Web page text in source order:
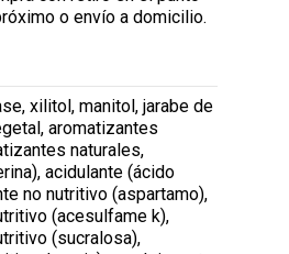
o envío a domicilio.
xilitol, manitol, jarabe de
aromatizantes
naturales,
acidulante (ácido
no nutritivo (aspartamo),
(acesulfame k),
(sucralosa),